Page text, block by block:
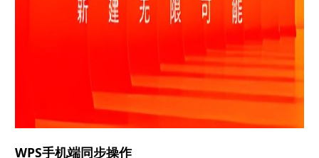
WPS手机端同步操作